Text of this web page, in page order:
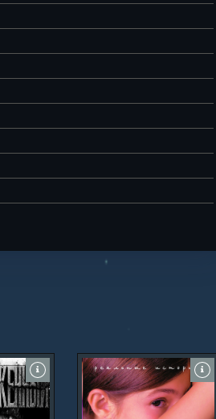
И РЕАЛЬНОСТЬЮ
но чувствует всё гораздо